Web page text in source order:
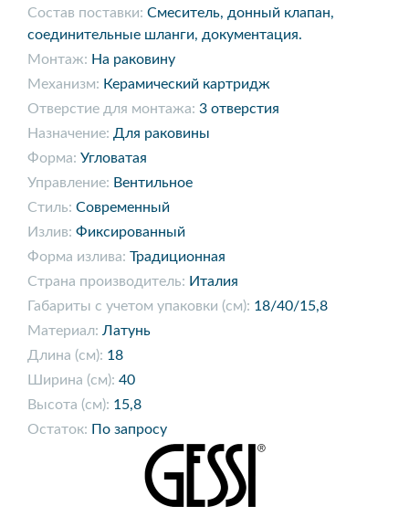
Состав поставки: Смеситель, донный клапан,
соединительные шланги, документация.
Монтаж: На раковину
Механизм: Керамический картридж
Отверстие для монтажа: 3 отверстия
Назначение: Для раковины
Форма: Угловатая
Управление: Вентильное
Стиль: Современный
Излив: Фиксированный
Форма излива: Традиционная
Страна производитель: Италия
Габариты с учетом упаковки (см): 18/40/15,8
Материал: Латунь
Длина (см): 18
Ширина (см): 40
Высота (см): 15,8
Остаток: По запросу